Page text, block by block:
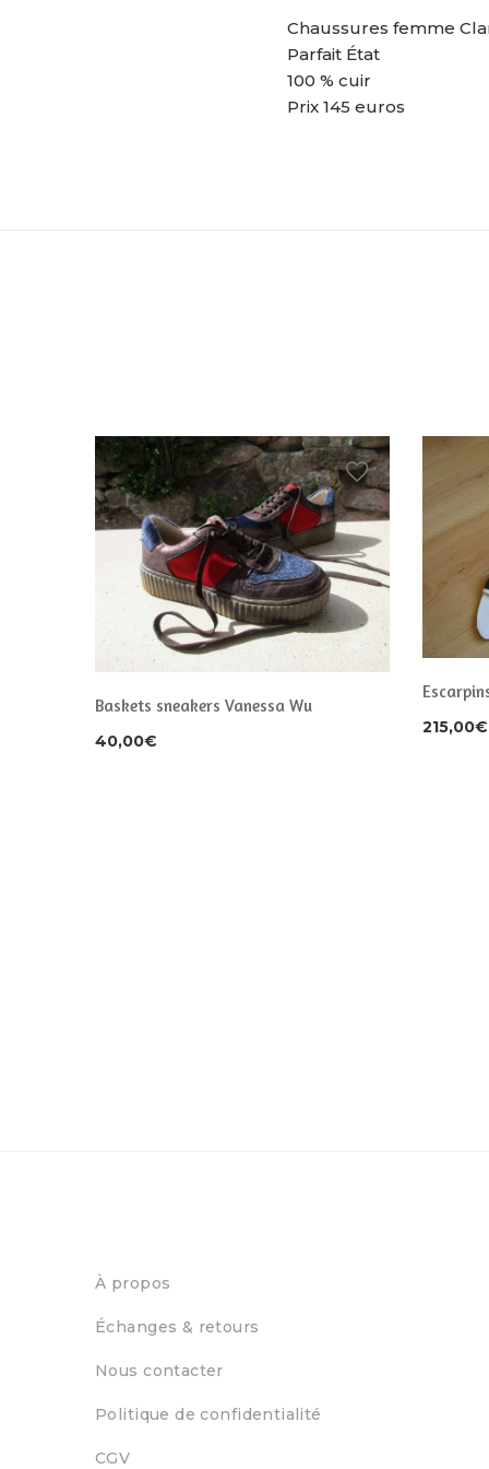
Chaussures femme
Parfait État
100 % cuir
Prix 145 euros
Baskets sneakers Vanessa Wu
40,00€
215,00€
À propos
Échanges & retours
Nous contacter
Politique de confidentialité
CGV